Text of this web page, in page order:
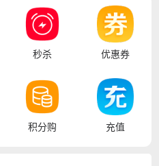
秒杀 优惠券
积分购 充值